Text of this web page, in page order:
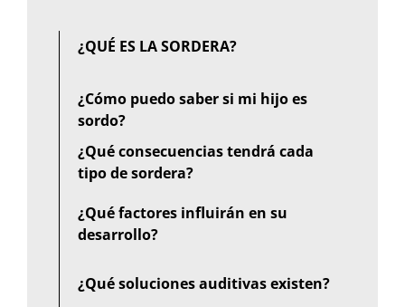
¿QUÉ ES LA SORDERA?
¿Cómo puedo saber si mi hijo es
sordo?
¿Qué consecuencias tendrá cada
tipo de sordera?
¿Qué factores influirán en su
desarrollo?
¿Qué soluciones auditivas existen?